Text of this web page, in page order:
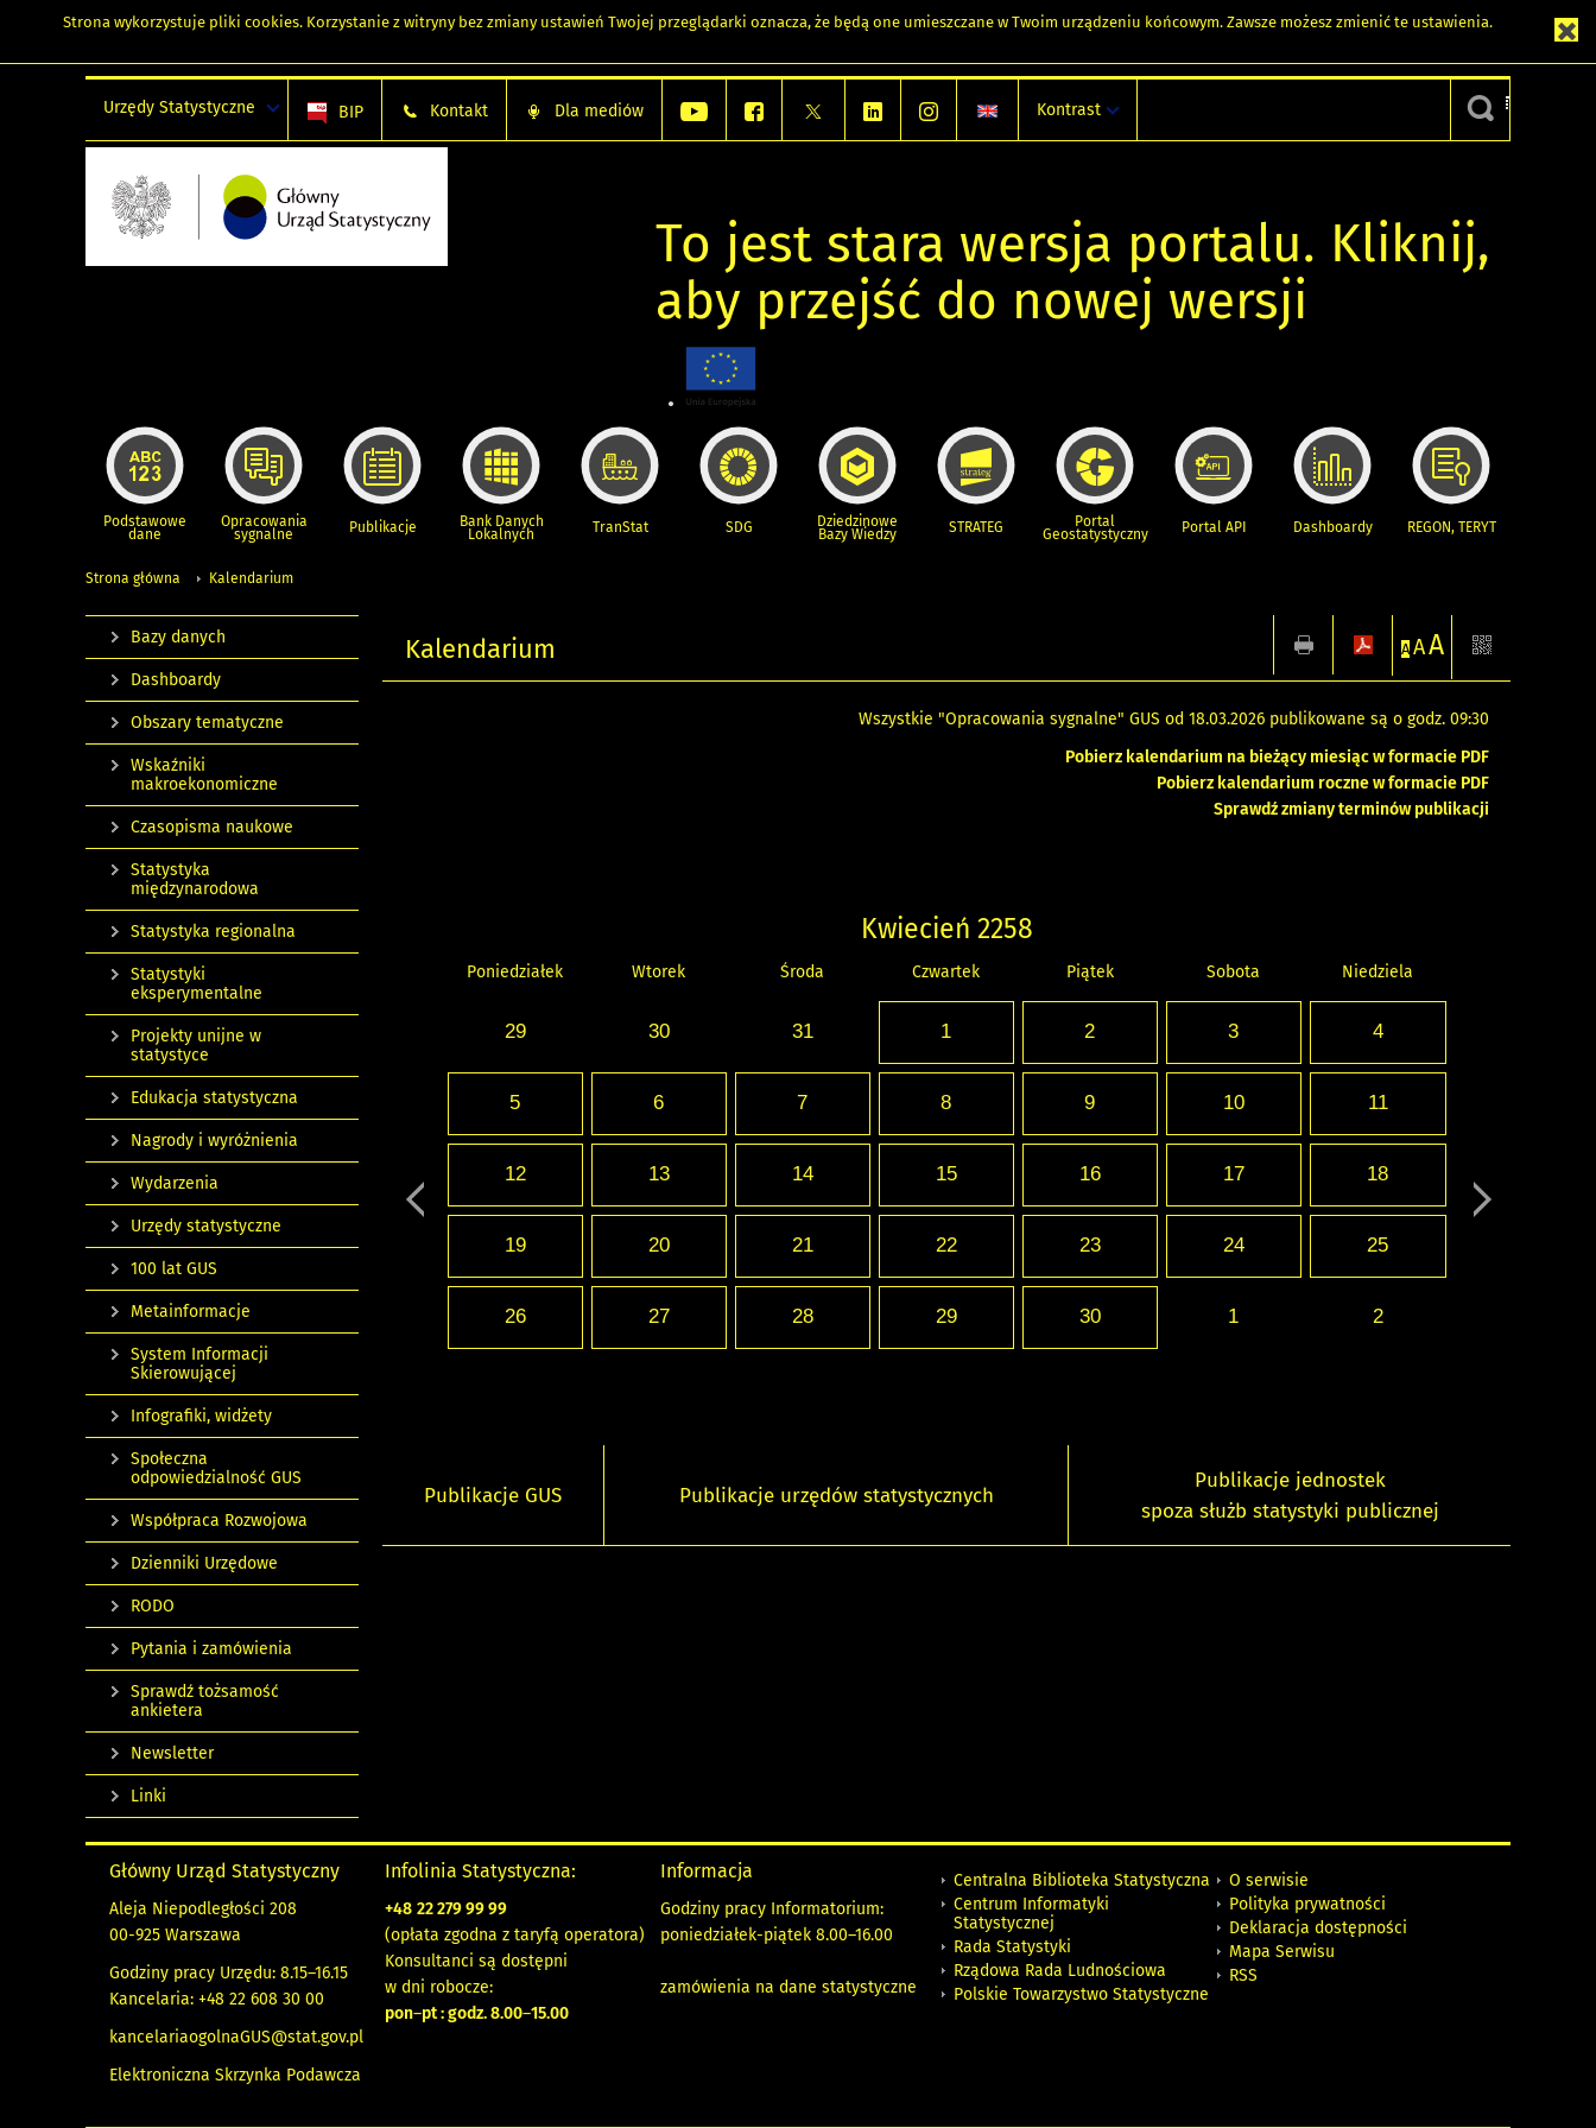
Strona wykorzystuje pliki cookies. Korzystanie z witryny bez zmiany ustawień Twojej przeglądarki oznacza, że będą one umieszczane w Twoim urządzeniu końcowym. Zawsze możesz zmienić te ustawienia.
Urzędy Statystyczne BIP Kontakt Dla mediów Kontrast
To jest stara wersja portalu. Kliknij,
aby przejść do nowej wersji
Podstawowe
dane
Opracowania
sygnalne Publikacje Bank Danych
Lokalnych TranStat SDG Dziedzinowe
Bazy Wiedzy STRATEG Portal
Geostatystyczny Portal API Dashboardy REGON, TERYT
Strona główna Kalendarium
Kalendarium A AA
Wszystkie "Opracowania sygnalne" GUS od 18.03.2026 publikowane są o godz. 09:30
Pobierz kalendarium na bieżący miesiąc w formacie PDF
Pobierz kalendarium roczne w formacie PDF
Sprawdź zmiany terminów publikacji
Kwiecień 2258
Poniedziałek Wtorek Środa Czwartek Piątek Sobota Niedziela
29 30 31 1 2 3 4
5 6 7 8 9 10 11
12 13 14 15 16 17 18
19 20 21 22 23 24 25
26 27 28 29 30 1 2
Publikacje GUS Publikacje urzędów statystycznych
Publikacje jednostek
spoza służb statystyki publicznej
Bazy danych
Dashboardy
Obszary tematyczne
Wskaźniki
makroekonomiczne
Czasopisma naukowe
Statystyka
międzynarodowa
Statystyka regionalna
Statystyki
eksperymentalne
Projekty unijne w
statystyce
Edukacja statystyczna
Nagrody i wyróżnienia
Wydarzenia
Urzędy statystyczne
100 lat GUS
Metainformacje
System Informacji
Skierowującej
Infografiki, widżety
Społeczna
odpowiedzialność GUS
Współpraca Rozwojowa
Dzienniki Urzędowe
RODO
Pytania i zamówienia
Sprawdź tożsamość
ankietera
Newsletter
Linki
Główny Urząd Statystyczny
Aleja Niepodległości 208
00-925 Warszawa
Godziny pracy Urzędu: 8.15–16.15
Kancelaria: +48 22 608 30 00
kancelariaogolnaGUS@stat.gov.pl
Elektroniczna Skrzynka Podawcza
Infolinia Statystyczna:
+48 22 279 99 99
(opłata zgodna z taryfą operatora)
Konsultanci są dostępni
w dni robocze:
pon–pt : godz. 8.00–15.00
Informacja
Godziny pracy Informatorium:
poniedziałek-piątek 8.00–16.00
zamówienia na dane statystyczne
Centralna Biblioteka Statystyczna
Centrum Informatyki
Statystycznej
Rada Statystyki
Rządowa Rada Ludnościowa
Polskie Towarzystwo Statystyczne
O serwisie
Polityka prywatności
Deklaracja dostępności
Mapa Serwisu
RSS